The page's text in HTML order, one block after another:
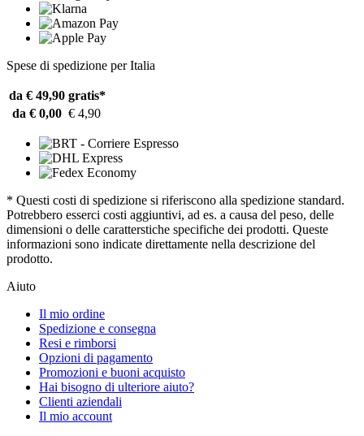
Spese di spedizione per Italia
da € 49,90 gratis*
da € 0,00 € 4,90
* Questi costi di spedizione si riferiscono alla spedizione standard.
Potrebbero esserci costi aggiuntivi, ad es. a causa del peso, delle
dimensioni o delle caratterstiche specifiche dei prodotti. Queste
informazioni sono indicate direttamente nella descrizione del
prodotto.
Aiuto
Il mio ordine
Spedizione e consegna
Resi e rimborsi
Opzioni di pagamento
Promozioni e buoni acquisto
Hai bisogno di ulteriore aiuto?
Clienti aziendali
Il mio account